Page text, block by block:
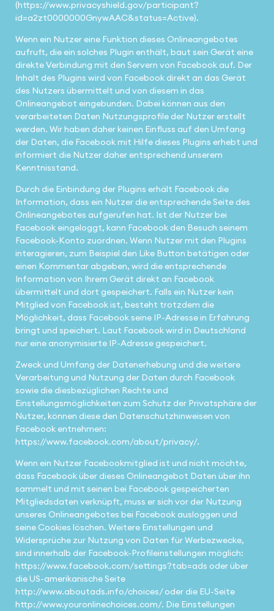
(https://www.privacyshield.gov/participant?
id=a2zt0000000GnywAAC&status=Active).
Wenn ein Nutzer eine Funktion dieses Onlineangebotes
aufruft, die ein solches Plugin enthält, baut sein Gerät eine
direkte Verbindung mit den Servern von Facebook auf. Der
Inhalt des Plugins wird von Facebook direkt an das Gerät
des Nutzers übermittelt und von diesem in das
Onlineangebot eingebunden. Dabei können aus den
verarbeiteten Daten Nutzungsprofile der Nutzer erstellt
werden. Wir haben daher keinen Einfluss auf den Umfang
der Daten, die Facebook mit Hilfe dieses Plugins erhebt und
informiert die Nutzer daher entsprechend unserem
Kenntnisstand.
Durch die Einbindung der Plugins erhält Facebook die
Information, dass ein Nutzer die entsprechende Seite des
Onlineangebotes aufgerufen hat. Ist der Nutzer bei
Facebook eingeloggt, kann Facebook den Besuch seinem
Facebook-Konto zuordnen. Wenn Nutzer mit den Plugins
interagieren, zum Beispiel den Like Button betätigen oder
einen Kommentar abgeben, wird die entsprechende
Information von Ihrem Gerät direkt an Facebook
übermittelt und dort gespeichert. Falls ein Nutzer kein
Mitglied von Facebook ist, besteht trotzdem die
Möglichkeit, dass Facebook seine IP-Adresse in Erfahrung
bringt und speichert. Laut Facebook wird in Deutschland
nur eine anonymisierte IP-Adresse gespeichert.
Zweck und Umfang der Datenerhebung und die weitere
Verarbeitung und Nutzung der Daten durch Facebook
sowie die diesbezüglichen Rechte und
Einstellungsmöglichkeiten zum Schutz der Privatsphäre der
Nutzer, können diese den Datenschutzhinweisen von
Facebook entnehmen:
https://www.facebook.com/about/privacy/.
Wenn ein Nutzer Facebookmitglied ist und nicht möchte,
dass Facebook über dieses Onlineangebot Daten über ihn
sammelt und mit seinen bei Facebook gespeicherten
Mitgliedsdaten verknüpft, muss er sich vor der Nutzung
unseres Onlineangebotes bei Facebook ausloggen und
seine Cookies löschen. Weitere Einstellungen und
Widersprüche zur Nutzung von Daten für Werbezwecke,
sind innerhalb der Facebook-Profileinstellungen möglich:
https://www.facebook.com/settings?tab=ads oder über
die US-amerikanische Seite
http://www.aboutads.info/choices/ oder die EU-Seite
http://www.youronlinechoices.com/. Die Einstellungen